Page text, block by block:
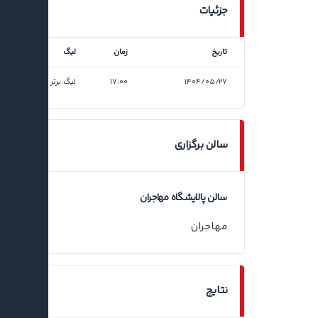
جزئیات
تاریخ زمان لیگ
۱۴۰۴/۰۵/۲۷ ۱۷:۰۰ لیگ برتر فوتسال
سالن برگزاری
سالن پالایشگاه مهاجران
مهاجران
نتایج